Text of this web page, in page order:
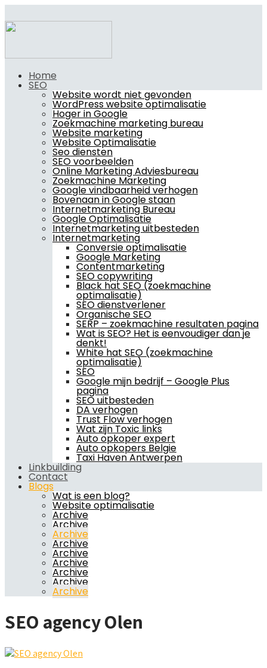
Home
SEO
Website wordt niet gevonden
WordPress website optimalisatie
Hoger in Google
Zoekmachine marketing bureau
Website marketing
Website Optimalisatie
Seo diensten
SEO voorbeelden
Online Marketing Adviesbureau
Zoekmachine Marketing
Google vindbaarheid verhogen
Bovenaan in Google staan
Internetmarketing Bureau
Google Optimalisatie
Internetmarketing uitbesteden
Internetmarketing
Conversie optimalisatie
Google Marketing
Contentmarketing
SEO copywriting
Black hat SEO (zoekmachine
optimalisatie)
SEO dienstverlener
Organische SEO
SERP – zoekmachine resultaten pagina
Wat is SEO? Het is eenvoudiger dan je
denkt!
White hat SEO (zoekmachine
optimalisatie)
SEO
Google mijn bedrijf – Google Plus
pagina
SEO uitbesteden
DA verhogen
Trust Flow verhogen
Wat zijn Toxic links
Auto opkoper expert
Auto opkopers Belgie
Taxi Haven Antwerpen
Linkbuilding
Contact
Blogs
Wat is een blog?
Website optimalisatie
Archive
Archive
Archive
Archive
Archive
Archive
Archive
Archive
Archive
SEO agency Olen